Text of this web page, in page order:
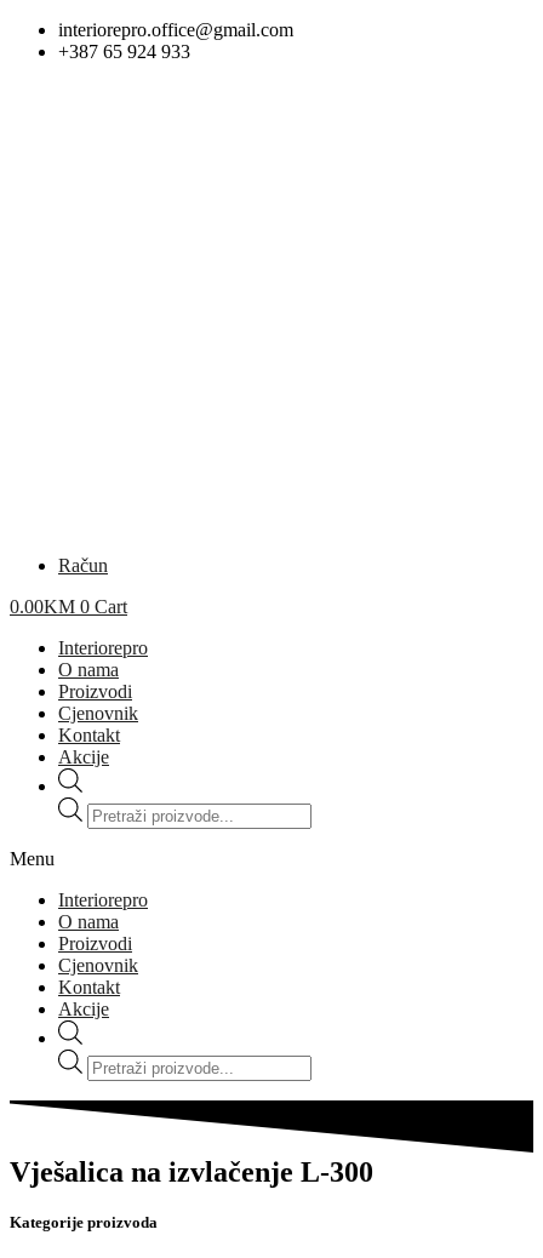
Skip
interiorepro.office@gmail.com
+387 65 924 933
Račun
0.00KM 0 Cart
Interiorepro
O nama
Proizvodi
Cjenovnik
Kontakt
Akcije
Products
search
Menu
Interiorepro
O nama
Proizvodi
Cjenovnik
Kontakt
Akcije
Products
search
Vješalica na izvlačenje L-300
Kategorije proizvoda